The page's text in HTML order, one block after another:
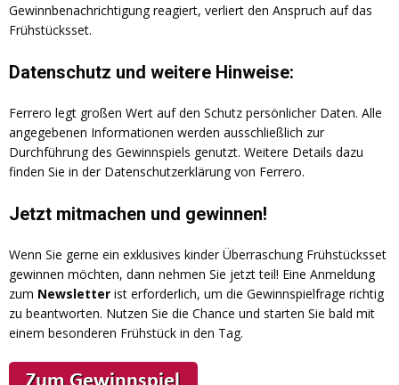
Gewinnbenachrichtigung reagiert, verliert den Anspruch auf das
Frühstücksset.
Datenschutz und weitere Hinweise:
Ferrero legt großen Wert auf den Schutz persönlicher Daten. Alle
angegebenen Informationen werden ausschließlich zur
Durchführung des Gewinnspiels genutzt. Weitere Details dazu
finden Sie in der Datenschutzerklärung von Ferrero.
Jetzt mitmachen und gewinnen!
Wenn Sie gerne ein exklusives kinder Überraschung Frühstücksset
gewinnen möchten, dann nehmen Sie jetzt teil! Eine Anmeldung
zum Newsletter ist erforderlich, um die Gewinnspielfrage richtig
zu beantworten. Nutzen Sie die Chance und starten Sie bald mit
einem besonderen Frühstück in den Tag.